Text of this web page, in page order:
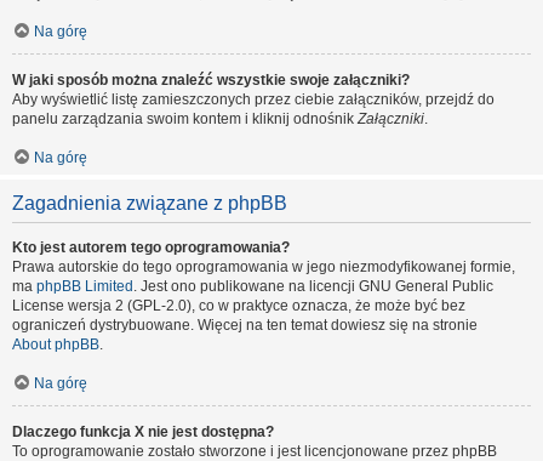
Na górę
W jaki sposób można znaleźć wszystkie swoje załączniki?
Aby wyświetlić listę zamieszczonych przez ciebie załączników, przejdź do
panelu zarządzania swoim kontem i kliknij odnośnikZałączniki.
Na górę
Zagadnienia związane z phpBB
Kto jest autorem tego oprogramowania?
Prawa autorskie do tego oprogramowania w jego niezmodyfikowanej formie,
ma phpBB Limited . Jest ono publikowane na licencji GNU General Public
License wersja 2 (GPL-2.0), co w praktyce oznacza, że może być bez
ograniczeń dystrybuowane. Więcej na ten temat dowiesz się na stronie
About phpBB.
Na górę
Dlaczego funkcja X nie jest dostępna?
To oprogramowanie zostało stworzone i jest licencjonowane przez phpBB